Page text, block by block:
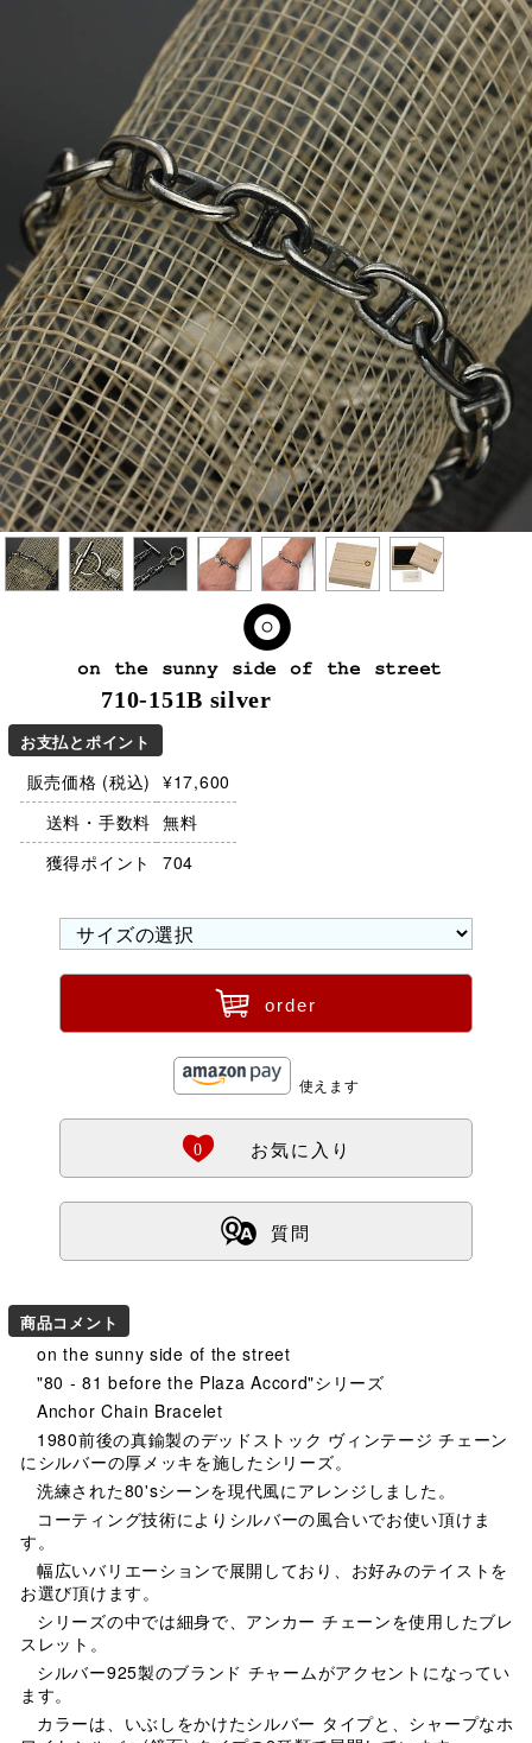
on the sunny side of the street
710-151B silver
お支払とポイント
販売価格 (税込) ¥17,600
送料・手数料 無料
獲得ポイント
704
ü order
使えます
Ö
0 お気に入り
ß 質問
商品コメント
on the sunny side of the street
"80 - 81 before the Plaza Accord"シリーズ
Anchor Chain Bracelet
1980前後の真鍮製のデッドストック ヴィンテージ チェーン
にシルバーの厚メッキを施したシリーズ。
洗練された80'sシーンを現代風にアレンジしました。
コーティング技術によりシルバーの風合いでお使い頂けま
す。
幅広いバリエーションで展開しており、お好みのテイストを
お選び頂けます。
シリーズの中では細身で、アンカー チェーンを使用したブレ
スレット。
シルバー925製のブランド チャームがアクセントになってい
ます。
カラーは、いぶしをかけたシルバー タイプと、シャープなホ